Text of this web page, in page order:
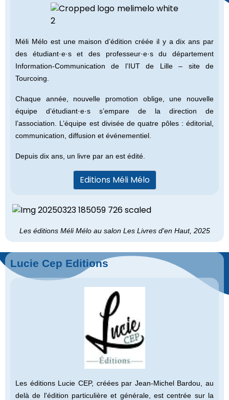
Méli Mélo est une maison d’édition créée il y a dix ans par
des étudiant·e·s et des professeur·e·s du département
Information-Communication de l’IUT de Lille – site de
Tourcoing.
Chaque année, nouvelle promotion oblige, une nouvelle
équipe d’étudiant·e·s s’empare de la direction de
l’association. L’équipe est divisée de quatre pôles : éditorial,
communication, diffusion et événementiel.
Depuis dix ans, un livre par an est édité.
Editions Méli Mélo
Les éditions Méli Mélo au salon Les Livres d'en Haut, 2025
Lucie Cep Editions
Les éditions Lucie CEP, créées par Jean-Michel Bardou, au
delà de l'édition particulière et générale, est centrée sur la